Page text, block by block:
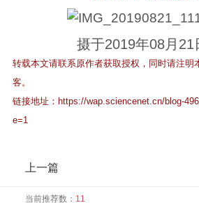
摄于2019年08月21
转载本文请联系原作者获取授权，同时请注明
客。
链接地址： https://wap.sciencenet.cn/blog-
e=1
上一篇
当前推荐数： 11